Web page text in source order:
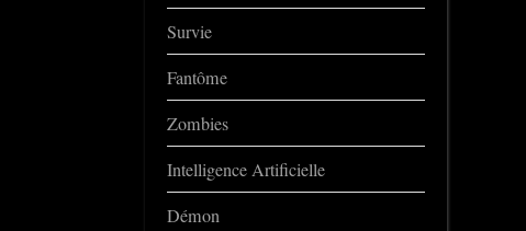
Survie
Fantôme
Zombies
Intelligence Artificielle
Démon